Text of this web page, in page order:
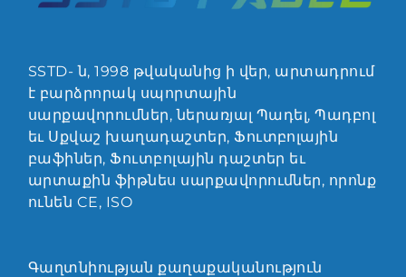
SSTD- ն, 1998 թվականից ի վեր, արտադրում
է բարձրորակ սպորտային
սարքավորումներ, ներառյալ Պադել, Պադբոլ
եւ Սքվաշ խաղադաշտեր, Ֆուտբոլային
բաֆիներ, Ֆուտբոլային դաշտեր եւ
արտաքին ֆիթնես սարքավորումներ, որոնք
ունեն CE, ISO
Գաղտնիության քաղաքականություն